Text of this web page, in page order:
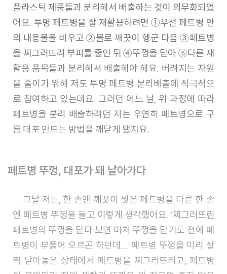
플라스틱 제품들과 분리해서 배출하는 것이 의무화되었
어요. 투명 페트병을 잘 재활용하려면 ①우선 페트병 안
의 내용물을 비우고 ②물로 깨끗이 헹군 다음 ③페트병
을 찌그러뜨려 부피를 줄인 뒤 ④뚜껑을 닫아 ⑤다른 재
활용 품목들과 분리해서 배출해야 해요. 버려지는 자원
을 줄이기 위해 저도 투명 페트병 분리배출에 적극적으
로 참여하고 있는데요. 그러던 어느 날, 위 과정에 따라
페트병을 분리 배출하려던 저는 우연히 페트병으로 구
름 대포 만드는 방법을 깨닫게 됐지요.
페트병 뚜껑, 대포가 돼 날아가다
그날 저는, 한 손엔 깨끗이 씻은 페트병을 다른 한 손
엔 페트병 뚜껑을 들고 이렇게 생각했어요. ‘찌그러뜨린
페트병의 뚜껑을 닫다 보면 미처 뚜껑을 닫기도 전에 페
트병이 부풀어 오르곤 하던데…. 페트병 뚜껑을 미리 살
짝 닫아놓은 상태에서 페트병을 찌그러뜨리고, 페트병